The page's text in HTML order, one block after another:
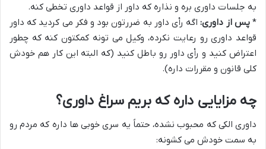
به جلسات داوری بره و نذاره که داور از قواعد داوری تخطی کنه.
*پس از داوری:اگه رأی داور به ضررتون بود و فکر می کردید که داور
قواعد داوری رو رعایت نکرده، وکیل می تونه کمکتون کنه که چطور
اعتراض کنید و رأی داور رو باطل کنید (که البته این کار هم خودش
کلی قانون و مقررات داره).
چه مزایایی داره که بریم سراغ داوری؟
داوری الکی که محبوب نشده، حتماً یه سری خوبی ها داره که مردم رو
به سمت خودش می کشونه: